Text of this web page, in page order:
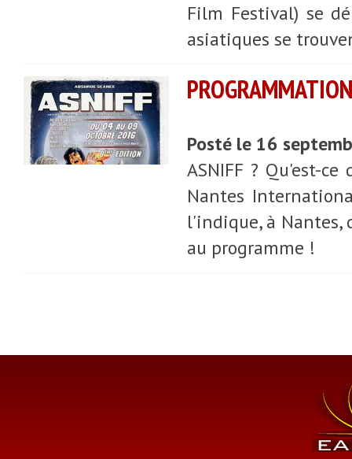
Film Festival) se
asiatiques se
Posté le 16
ASNIFF ? Qu'est-
Nantes
l'indique, à Nantes,
au programme !